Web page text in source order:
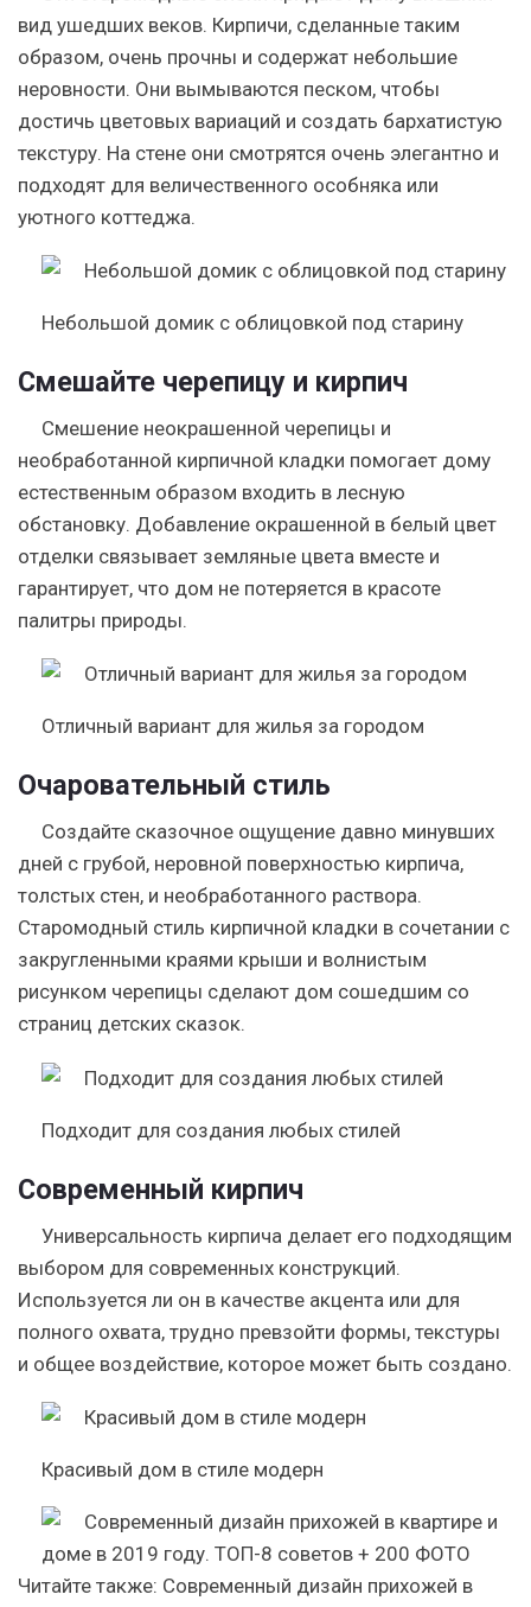
вид ушедших веков. Кирпичи, сделанные таким
образом, очень прочны и содержат небольшие
неровности. Они вымываются песком, чтобы
достичь цветовых вариаций и создать бархатистую
текстуру. На стене они смотрятся очень элегантно и
подходят для величественного особняка или
уютного коттеджа.
Небольшой домик с облицовкой под старину
Смешайте черепицу и кирпич
Смешение неокрашенной черепицы и
необработанной кирпичной кладки помогает дому
естественным образом входить в лесную
обстановку. Добавление окрашенной в белый цвет
отделки связывает земляные цвета вместе и
гарантирует, что дом не потеряется в красоте
палитры природы.
Отличный вариант для жилья за городом
Очаровательный стиль
Создайте сказочное ощущение давно минувших
дней с грубой, неровной поверхностью кирпича,
толстых стен, и необработанного раствора.
Старомодный стиль кирпичной кладки в сочетании с
закругленными краями крыши и волнистым
рисунком черепицы сделают дом сошедшим со
страниц детских сказок.
Подходит для создания любых стилей
Современный кирпич
Универсальность кирпича делает его подходящим
выбором для современных конструкций.
Используется ли он в качестве акцента или для
полного охвата, трудно превзойти формы, текстуры
и общее воздействие, которое может быть создано.
Красивый дом в стиле модерн
Читайте также: Современный дизайн прихожей в